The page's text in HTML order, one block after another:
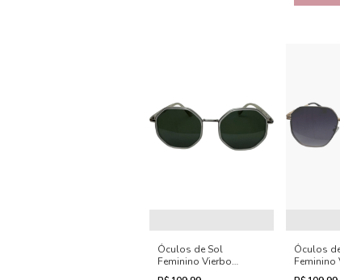
Óculos de Sol
Feminino Vierbo
Hexagonal - Mônaco
Óculos
Feminino
Serena